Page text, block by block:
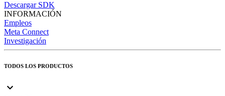
Descargar SDK
INFORMACIÓN
Empleos
Meta Connect
Investigación
TODOS LOS PRODUCTOS